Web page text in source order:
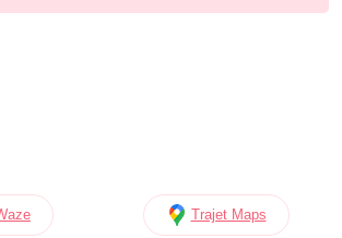
Trajet Maps